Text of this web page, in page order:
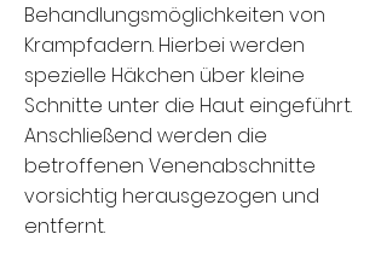
Behandlungsmöglichkeiten von
Krampfadern. Hierbei werden
spezielle Häkchen über kleine
Schnitte unter die Haut eingeführt.
Anschließend werden die
betroffenen Venenabschnitte
vorsichtig herausgezogen und
entfernt.